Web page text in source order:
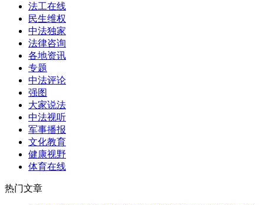
法工在线
民生维权
中法独家
法律咨询
各地资讯
专题
中法评论
强图
大家说法
中法视听
军事播报
文化教育
健康视野
体育在线
热门文章